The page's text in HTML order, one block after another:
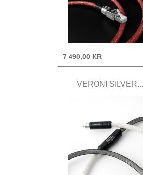
7 490,00 KR
VERONI SILVER...